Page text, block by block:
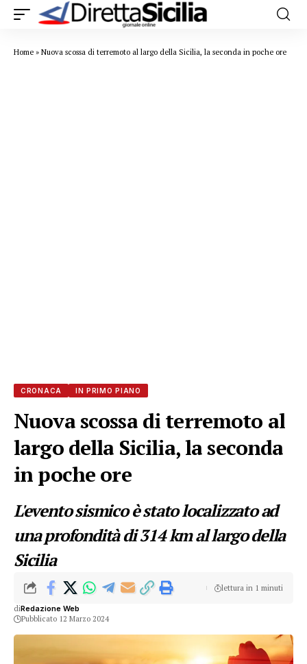
Home » Nuova scossa di terremoto al largo della Sicilia, la seconda in poche ore
CRONACA IN PRIMO PIANO
Nuova scossa di terremoto al
largo della Sicilia, la seconda
in poche ore
L'evento sismico è stato localizzato ad
una profondità di 314 km al largo della
Sicilia
diRedazione Web
Pubblicato 12 Marzo 2024
lettura in 1 minuti